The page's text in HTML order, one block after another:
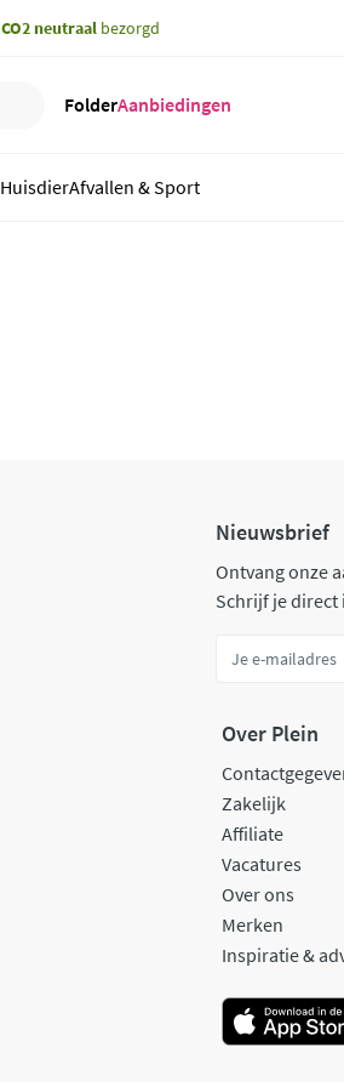
CO2 neutraal bezorgd
FolderAanbiedingen
HuisdierAfvallen & Sport
Nieuwsbrief
Ontvang onze
Schrijf je direct
Over Plein
Zakelijk
Affiliate
Vacatures
Over ons
Merken
Inspiratie &